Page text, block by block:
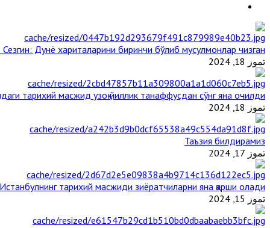
Дунё хариталарини биринчи бўлиб мусулмонлар чизган
تموز 18, 2024
тарихий масжид узоқ йиллик танаффусдан сўнг яна очилди
تموز 18, 2024
Таъзия билдирамиз
تموز 17, 2024
Истанбулнинг тарихий масжиди зиёратчиларни яна қарши олади
تموز 15, 2024